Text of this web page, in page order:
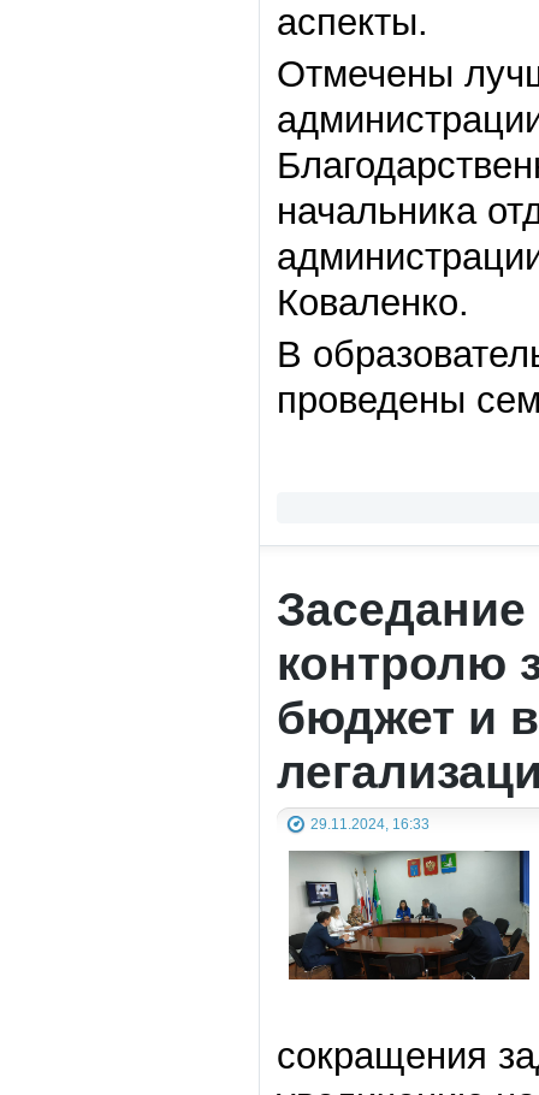
аспекты.
Отмечены
начальника
Коваленко.
В
проведены
контролю
бюджет и
29.11.2024, 16:33
сокращения